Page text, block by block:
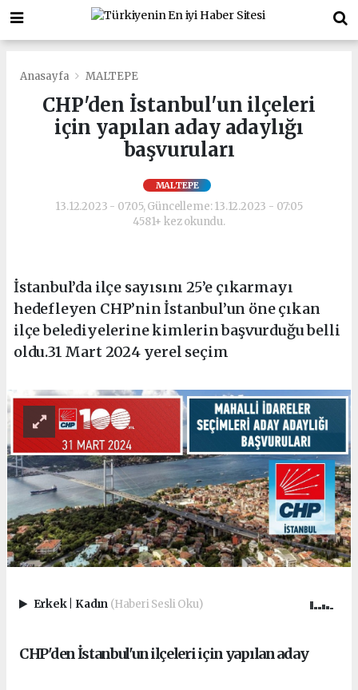
Anasayfa MALTEPE
CHP'den İstanbul'un ilçeleri
için yapılan aday adaylığı
başvuruları
MALTEPE
13.12.2023 - 07:05, Güncelleme: 13.12.2023 - 07:05
4581+ kez okundu.
İstanbul’da ilçe sayısını 25’e çıkarmayı
hedefleyen CHP’nin İstanbul’un öne çıkan
ilçe belediyelerine kimlerin başvurduğu belli
oldu.31 Mart 2024 yerel seçim
Erkek Kadın (Haberi Sesli Oku)
CHP'den İstanbul'un ilçeleri için yapılan aday